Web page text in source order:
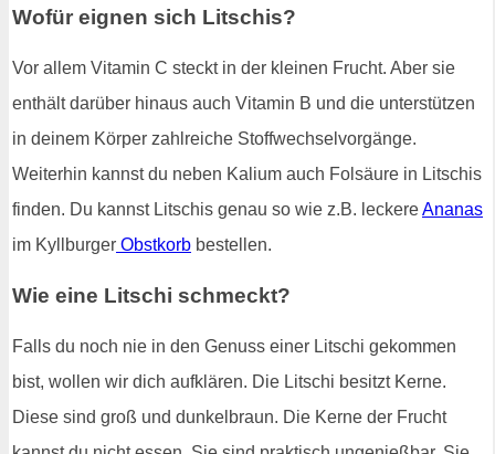
Wofür eignen sich Litschis?
Vor allem Vitamin C steckt in der kleinen Frucht. Aber sie
enthält darüber hinaus auch Vitamin B und die unterstützen
in deinem Körper zahlreiche Stoffwechselvorgänge.
Weiterhin kannst du neben Kalium auch Folsäure in Litschis
finden. Du kannst Litschis genau so wie z.B. leckereAnanas
im Kyllburger Obstkorb bestellen.
Wie eine Litschi schmeckt?
Falls du noch nie in den Genuss einer Litschi gekommen
bist, wollen wir dich aufklären. Die Litschi besitzt Kerne.
Diese sind groß und dunkelbraun. Die Kerne der Frucht